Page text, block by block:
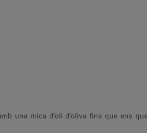
una mica d'oli d'oliva fins que ens